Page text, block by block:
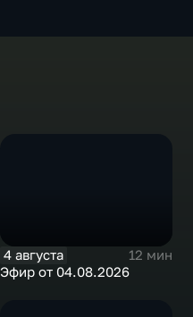
4 августа
12 мин
Эфир от 04.08.2026